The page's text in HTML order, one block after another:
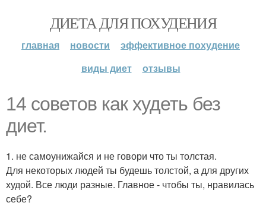
ДИЕТА ДЛЯ ПОХУДЕНИЯ
главная новости
эффективное похудение
виды диет
отзывы
14 советов как худеть без
диет.
1. не самоунижайся и не говори что ты толстая.
Для некоторых людей ты будешь толстой, а для других
худой. Все люди разные. Главное - чтобы ты, нравилась
себе?